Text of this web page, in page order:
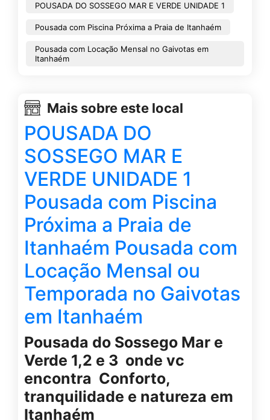
POUSADA DO SOSSEGO MAR E VERDE UNIDADE 1
Pousada com Piscina Próxima a Praia de Itanhaém
Pousada com Locação Mensal no Gaivotas em
Itanhaém
Mais sobre este local
POUSADA DO
SOSSEGO MAR E
VERDE UNIDADE 1
Pousada com Piscina
Próxima a Praia de
Itanhaém Pousada com
Locação Mensal ou
Temporada no Gaivotas
em Itanhaém
Pousada do Sossego Mar e
Verde 1,2 e 3 onde vc
encontra Conforto,
tranquilidade e natureza em
Itanhaém